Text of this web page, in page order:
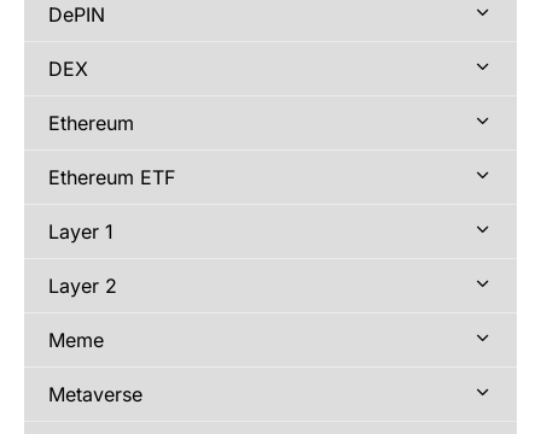
DePIN
DEX
Ethereum
Ethereum ETF
Layer 1
Layer 2
Meme
Metaverse